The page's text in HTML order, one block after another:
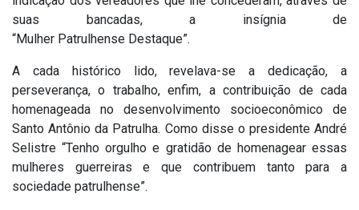
suas bancadas, a insígnia de
“Mulher Patrulhense Destaque”.
A cada histórico lido, revelava-se a dedicação, a
perseverança, o trabalho, enfim, a contribuição de cada
homenageada no desenvolvimento socioeconômico de
Santo Antônio da Patrulha. Como disse o presidente André
Selistre “Tenho orgulho e gratidão de homenagear essas
mulheres guerreiras e que contribuem tanto para a
sociedade patrulhense”.